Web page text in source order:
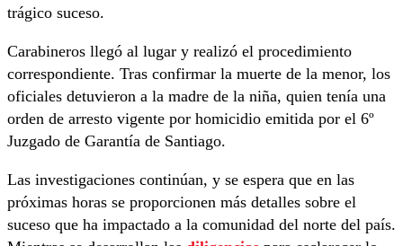
trágico suceso.
Carabineros llegó al lugar y realizó el procedimiento
correspondiente. Tras confirmar la muerte de la menor, los
oficiales detuvieron a la madre de la niña, quien tenía una
orden de arresto vigente por homicidio emitida por el 6º
Juzgado de Garantía de Santiago.
Las investigaciones continúan, y se espera que en las
próximas horas se proporcionen más detalles sobre el
suceso que ha impactado a la comunidad del norte del país.